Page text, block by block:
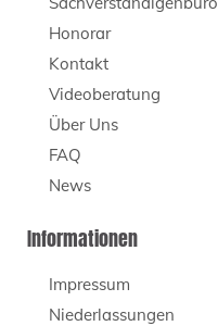
Honorar
Kontakt
Videoberatung
Über Uns
FAQ
News
Informationen
Impressum
Niederlassungen